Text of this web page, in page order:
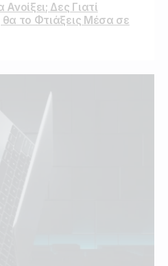
Δες Γιατί
θα το Φτιάξεις Μέσα σε